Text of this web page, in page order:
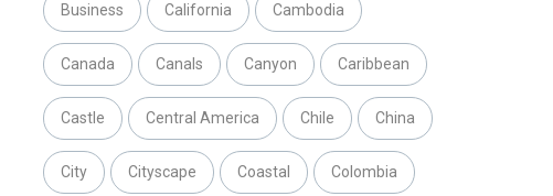
Business California Cambodia
Canada Canals Canyon Caribbean
Castle Central America Chile China
City Cityscape Coastal Colombia